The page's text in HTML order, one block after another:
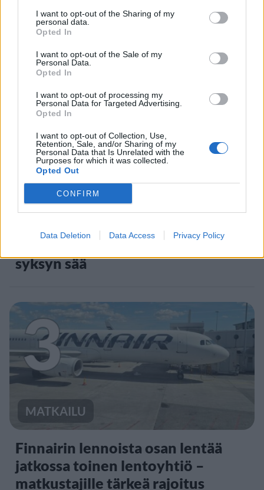
I want to opt-out of the Sharing of my
personal data.
Opted In
I want to opt-out of the Sale of my
Personal Data.
Opted In
I want to opt-out of processing my
Personal Data for Targeted Advertising.
Opted In
I want to opt-out of Collection, Use,
Retention, Sale, and/or Sharing of my
Personal Data that Is Unrelated with the
Purposes for which it was collected.
Opted Out
CONFIRM
Data Deletion Data Access Privacy Policy
Leskeneläke ei kuulu kaikille –
Kela muistuttaa tärkeästä
2
VIIHDEUUTISET
Sääennuste ulottuu nyt
marraskuulle – tältä näyttää
syksyn sää
3
MATKAILU
Finnairin lennoista osan lentää
jatkossa toinen lentoyhtiö –
matkustajille tärkeä rajoitus